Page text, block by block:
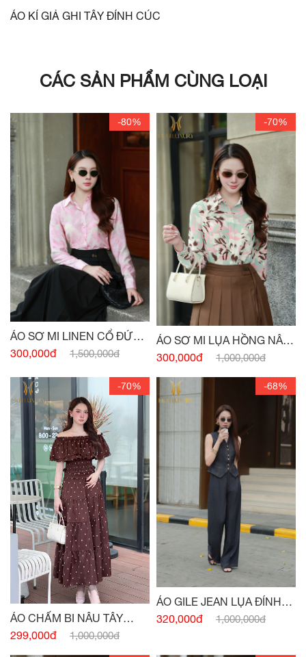
ÁO KÍ GIẢ GHI TÂY ĐÍNH CÚC
CÁC SẢN PHẨM CÙNG LOẠI
-80%
ÁO SƠ MI LINEN CỔ ĐỨC
HỒNG PASTEL
300,000đ 1,500,000đ
-70%
ÁO SƠ MI LỤA HỒNG NÂU
TÂY CỔ ĐỨC
300,000đ 1,000,000đ
-70%
ÁO CHẤM BI NÂU TÂY
CHUN EO
299,000đ 1,000,000đ
-68%
ÁO GILE JEAN LỤA ĐÍNH
CÚC
320,000đ 1,000,000đ